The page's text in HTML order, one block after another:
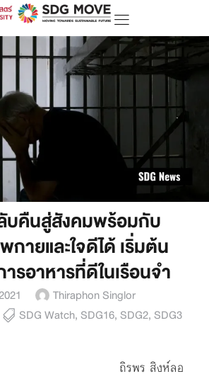
บคืนสู่สังคมพร้อมกับ
ายและใจดีได้ เริ่มต้น
รอาหารที่ดีในเรือนจำ
Thiraphon Singlor
SDG Watch, SDG16, SDG2, SDG3
ถิรพร สิงห์ลอ